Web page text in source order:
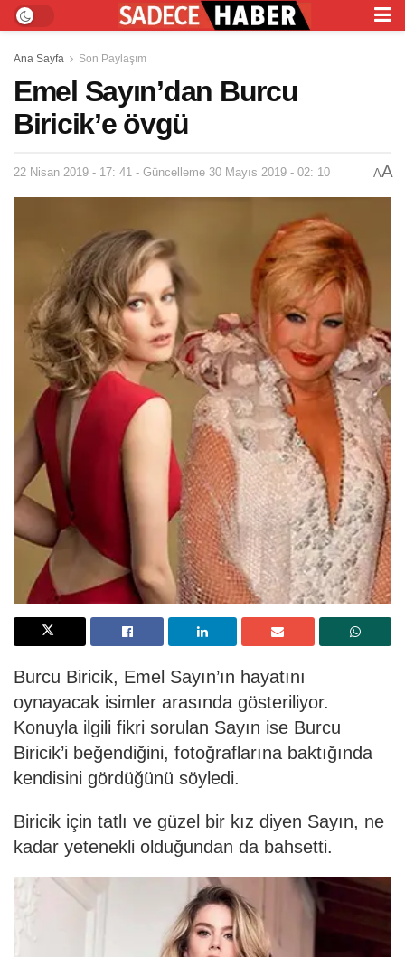
Ana Sayfa Son Paylaşım
Emel Sayın’dan Burcu
Biricik’e övgü
22 Nisan 2019 - 17: 41 - Güncelleme 30 Mayıs 2019 - 02: 10 AA
Burcu Biricik, Emel Sayın’ın hayatını
oynayacak isimler arasında gösteriliyor.
Konuyla ilgili fikri sorulan Sayın ise Burcu
Biricik’i beğendiğini, fotoğraflarına baktığında
kendisini gördüğünü söyledi.
Biricik için tatlı ve güzel bir kız diyen Sayın, ne
kadar yetenekli olduğundan da bahsetti.